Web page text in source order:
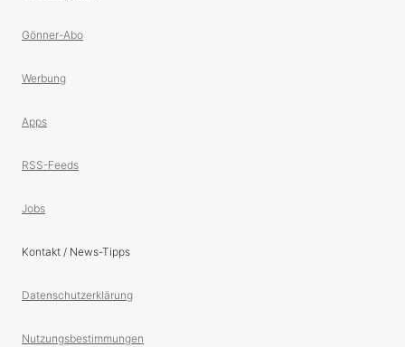
Gönner-Abo
Werbung
Apps
RSS-Feeds
Jobs
Kontakt / News-Tipps
Datenschutzerklärung
Nutzungsbestimmungen